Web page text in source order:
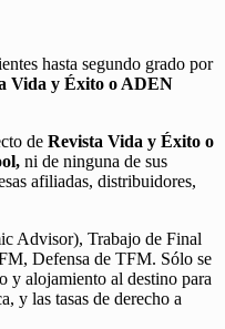
hasta segundo grado por
Vida y Éxito o ADEN
de Revista Vida y Éxito o
ni de ninguna de sus
afiliadas, distribuidores,
Advisor), Trabajo de Final
Defensa de TFM. Sólo se
y alojamiento al destino para
y las tasas de derecho a